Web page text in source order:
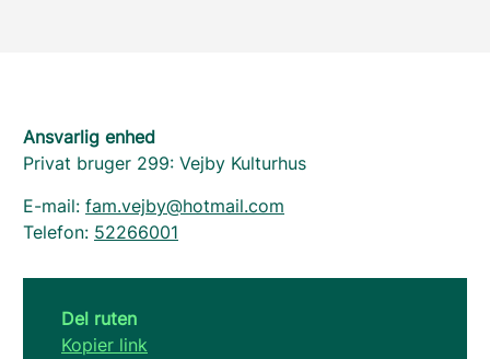
Ansvarlig enhed
Privat bruger 299: Vejby Kulturhus
E-mail: fam.vejby@hotmail.com
Telefon: 52266001
Del ruten
Kopier link